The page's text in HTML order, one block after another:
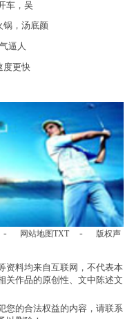
车，吴
锅，汤底颜
逼人
度更快
- 网站地图TXT -
版权声
资料均来自互联网，不代表本
关作品的原创性、文中陈述文
您的合法权益的内容，请联系